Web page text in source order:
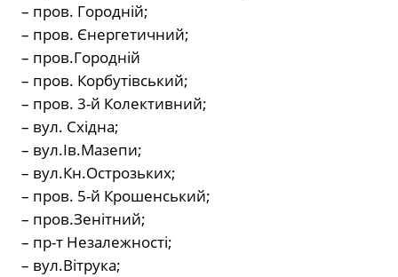
– пров. Городній;
– пров. Єнергетичний;
– пров.Городній
– пров. Корбутівський;
– пров. 3-й Колективний;
– вул. Східна;
– вул.Ів.Мазепи;
– вул.Кн.Острозьких;
– пров. 5-й Крошенський;
– пров.Зенітний;
– пр-т Незалежності;
– вул.Вітрука;